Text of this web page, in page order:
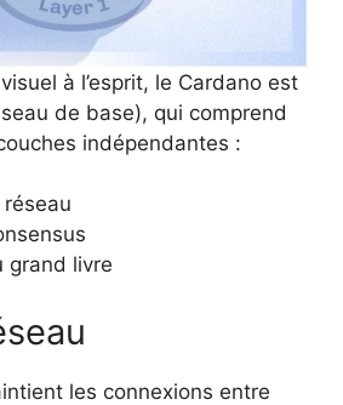
à l’esprit, le Cardano est
de base), qui comprend
indépendantes :
grand livre
les connexions entre